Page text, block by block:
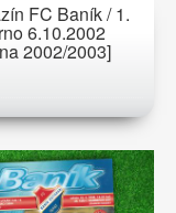
FC Baník / 1.
6.10.2002
2002/2003]